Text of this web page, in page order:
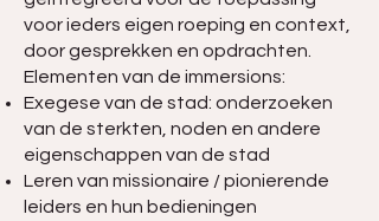
voor ieders eigen roeping en context,
door gesprekken en opdrachten.
Elementen van de immersions:
Exegese van de stad: onderzoeken
van de sterkten, noden en andere
eigenschappen van de stad
Leren van missionaire / pionierende
leiders en hun bedieningen